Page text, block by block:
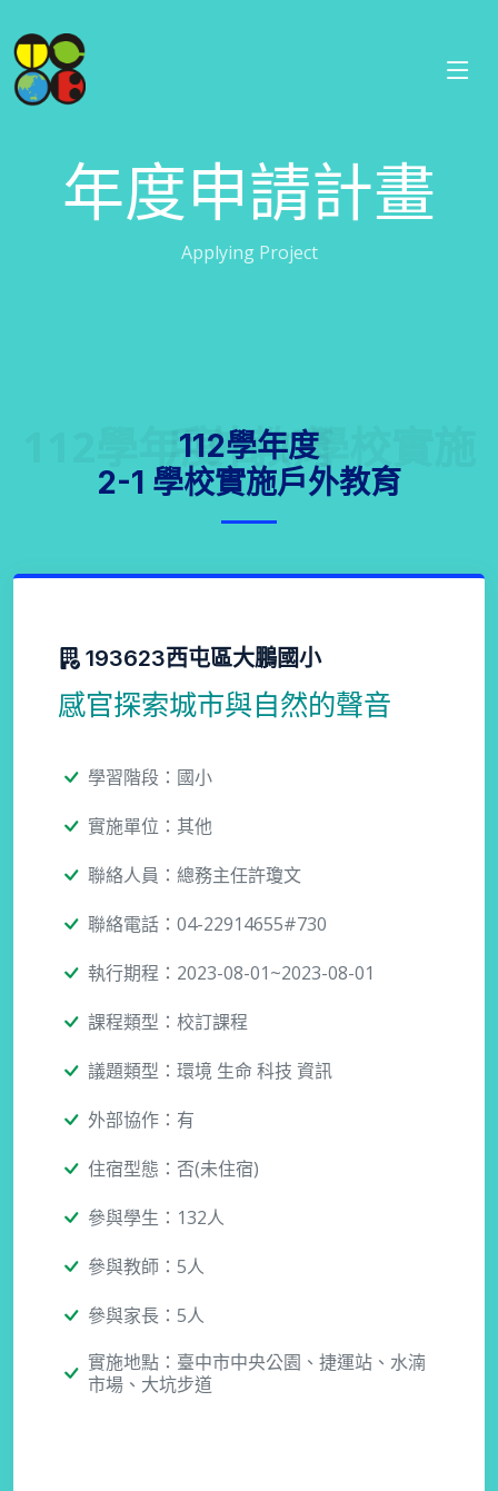
年度申請計畫
Applying Project
112學年度 2-1 學校實施戶外教育
112學年度
2-1 學校實施戶外教育
193623西屯區大鵬國小
感官探索城市與自然的聲音
學習階段：國小
實施單位：其他
聯絡人員：總務主任許瓊文
聯絡電話：04-22914655#730
執行期程：2023-08-01~2023-08-01
課程類型：校訂課程
議題類型：環境 生命 科技 資訊
外部協作：有
住宿型態：否(未住宿)
參與學生：132人
參與教師：5人
參與家長：5人
實施地點：臺中市中央公園、捷運站、水湳
市場、大坑步道